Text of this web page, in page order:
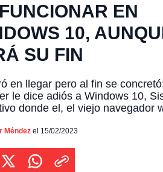
EN
10,
SU FIN
en llegar pero al fin se
le dice adiós a Windows 10,
donde el, el viejo navegador
dejado de lado por la compañía,
Explorer 11. Decisión […]
Méndez el 15/02/2023